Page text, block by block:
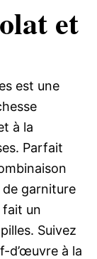
et
est une
à la
Parfait
de garniture
fait un
Suivez
d’œuvre à la